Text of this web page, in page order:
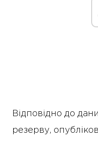
Відповідно до
резерву,